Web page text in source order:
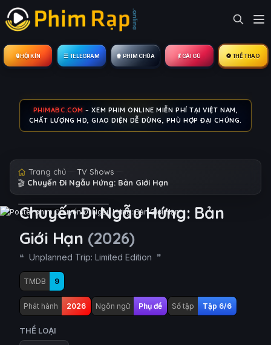
🔒︎ HỘI KÍN ☰ TELEGRAM 🍿 PHIM CHÙA 💃 GÁI GÚ ⚽ THỂ THAO
PHIMABC.COM – XEM PHIM ONLINE MIỄN PHÍ TẠI VIỆT NAM,
CHẤT LƯỢNG HD, GIAO DIỆN DỄ DÙNG, PHÙ HỢP ĐẠI CHÚNG.
Trang chủ TV Shows
🎬 Chuyến Đi Ngẫu Hứng: Bản Giới Hạn
Chuyến Đi Ngẫu Hứng: Bản
Giới Hạn (2026)
Unplanned Trip: Limited Edition
TMDB 9
Phát hành 2026 Ngôn ngữ Phụ đề Số tập Tập 6/6
THỂ LOẠI